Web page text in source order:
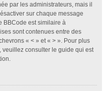
par les administrateurs, mais il
sur chaque message
BBCode est similaire à
sont contenues entre des
« < » et « > ». Pour plus
veuillez consulter le guide qui est